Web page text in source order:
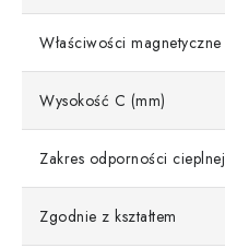
Właściwości magnetyczne
Wysokość C (mm)
Zakres odporności cieplnej
Zgodnie z kształtem